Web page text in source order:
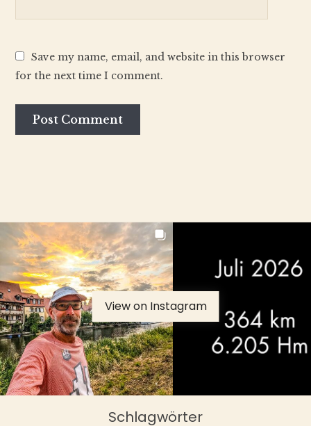
Save my name, email, and website in this browser
for the next time I comment.
View on Instagram
Schlagwörter